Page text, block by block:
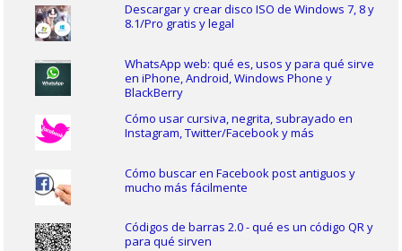
Descargar y crear disco ISO de Windows 7, 8 y
8.1/Pro gratis y legal
WhatsApp web: qué es, usos y para qué sirve
en iPhone, Android, Windows Phone y
BlackBerry
Cómo usar cursiva, negrita, subrayado en
Instagram, Twitter/Facebook y más
Cómo buscar en Facebook post antiguos y
mucho más fácilmente
Códigos de barras 2.0 - qué es un código QR y
para qué sirven